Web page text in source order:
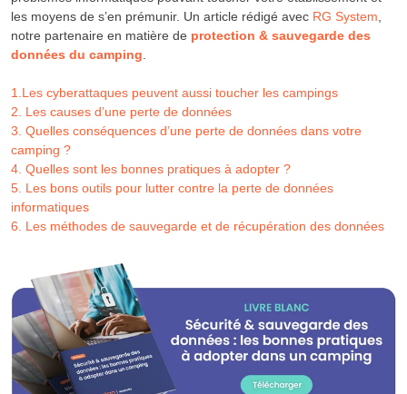
les moyens de s’en prémunir. Un article rédigé avec RG System
notre partenaire en matière de protection & sauvegarde des
données du camping
1.Les cyberattaques peuvent aussi toucher les campings
2. Les causes d’une perte de données
3. Quelles conséquences d’une perte de données dans votre
camping ?
4. Quelles sont les bonnes pratiques à adopter ?
5. Les bons outils pour lutter contre la perte de données
informatiques
6. Les méthodes de sauvegarde et de récupération des données